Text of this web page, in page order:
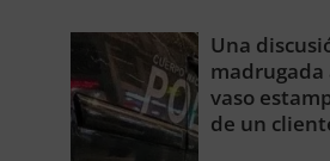
Una
madrugada
vaso
de un